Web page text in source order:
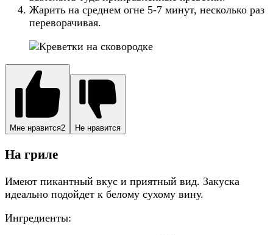
Жарить на среднем огне 5-7 минут, несколько раз
переворачивая.
Мне нравится2 Не нравится
На гриле
Имеют пикантный вкус и приятный вид. Закуска
идеально подойдет к белому сухому вину.
Ингредиенты: